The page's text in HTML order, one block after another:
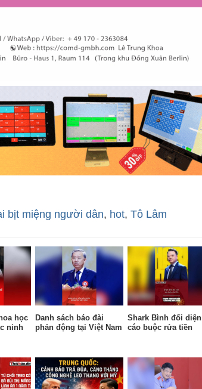
bịt miệng người dân, hot, Tô Lâm
học
ninh
Danh sách báo đài
phản động tại Việt Nam
Shark Bình đối diện
cáo buộc rửa tiền